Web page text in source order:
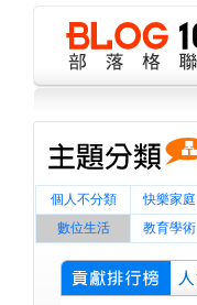
個人不分類 快樂家庭
數位生活
教育學術